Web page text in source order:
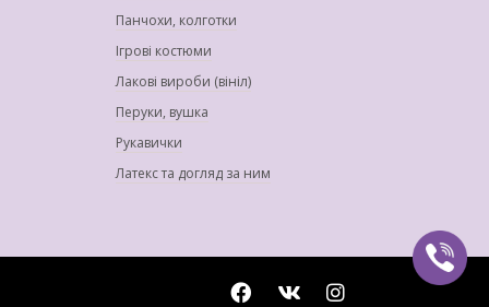
Панчохи, колготки
Ігрові костюми
Лакові вироби (вініл)
Перуки, вушка
Рукавички
Латекс та догляд за ним